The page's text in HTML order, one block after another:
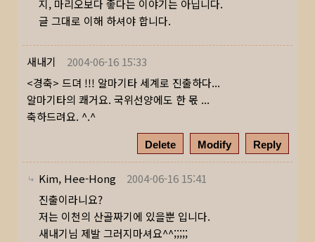
지, 마리오보다 좋다는 이야기는 아닙니다.
글 그대로 이해 하셔야 합니다.
새내기
2004-06-16 15:33
<경축> 드뎌 !!! 알마기타 세계로 진출하다...
알마기타의 쾌거요. 국위선양에도 한 몫 ...
축하드려요. ^.^
Delete Modify Reply
Kim, Hee-Hong
2004-06-16 15:41
진출이라니요?
저는 이천의 산골짜기에 있을뿐 입니다.
새내기님 제발 그러지마셔요^^;;;;;